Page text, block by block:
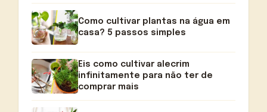
Como cultivar plantas na água em
casa? 5 passos simples
Eis como cultivar alecrim
infinitamente para não ter de
comprar mais